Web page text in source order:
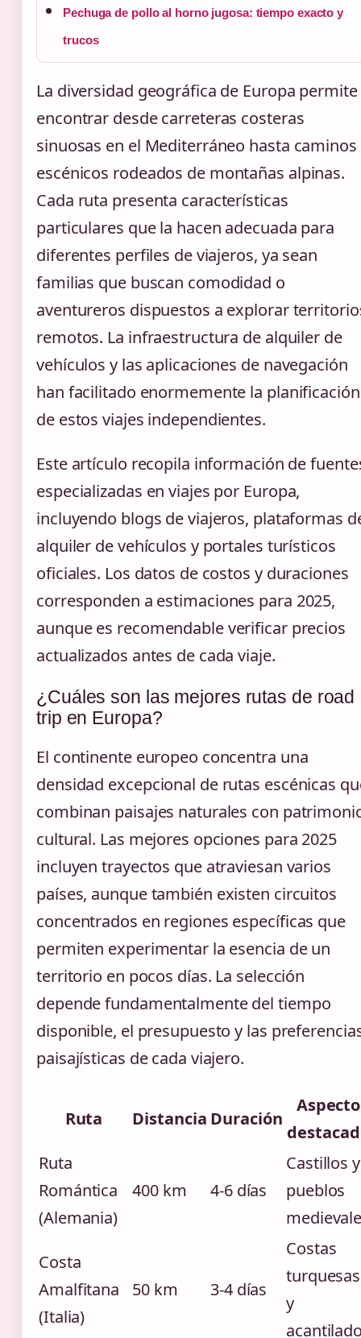
Pechuga de pollo al horno jugosa: tiempo exacto y
trucos
La diversidad geográfica de Europa permite
encontrar desde carreteras costeras
sinuosas en el Mediterráneo hasta caminos
escénicos rodeados de montañas alpinas.
Cada ruta presenta características
particulares que la hacen adecuada para
diferentes perfiles de viajeros, ya sean
familias que buscan comodidad o
aventureros dispuestos a explorar
remotos. La infraestructura de alquiler de
vehículos y las aplicaciones de navegación
han facilitado enormemente la planificación
de estos viajes independientes.
Este artículo recopila información de
especializadas en viajes por Europa,
incluyendo blogs de viajeros, plataformas
alquiler de vehículos y portales turísticos
oficiales. Los datos de costos y duraciones
corresponden a estimaciones para 2025,
aunque es recomendable verificar precios
actualizados antes de cada viaje.
¿Cuáles son las mejores rutas de road
trip en Europa?
El continente europeo concentra una
densidad excepcional de rutas escénicas
combinan paisajes naturales con
cultural. Las mejores opciones para 2025
incluyen trayectos que atraviesan varios
países, aunque también existen circuitos
concentrados en regiones específicas que
permiten experimentar la esencia de un
territorio en pocos días. La selección
depende fundamentalmente del tiempo
disponible, el presupuesto y las
paisajísticas de cada viajero.
Ruta Distancia Duración
Aspecto
Ruta
Romántica
(Alemania)
400 km 4-6 días
Castillos y
pueblos
Costa
Amalfitana
(Italia)
50 km 3-4 días
Costas
turquesas
y